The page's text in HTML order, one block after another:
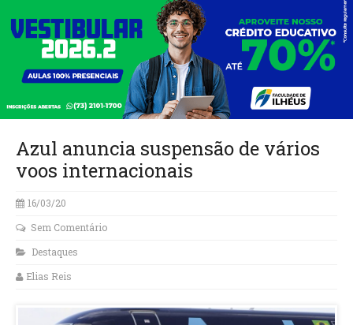
Azul anuncia suspensão de vários
voos internacionais
16/03/20
Sem Comentário
Destaques
Elias Reis